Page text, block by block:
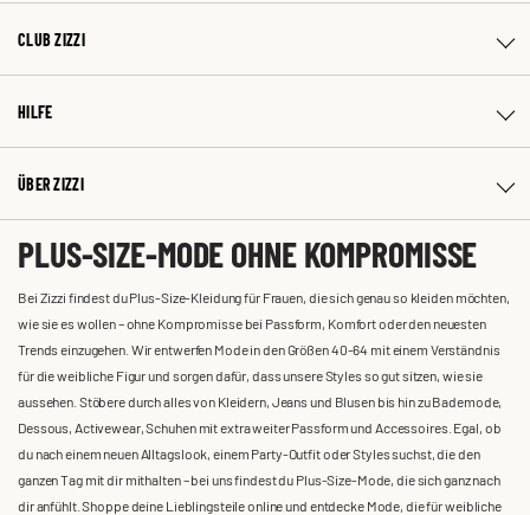
CLUB ZIZZI
HILFE
ÜBER ZIZZI
PLUS-SIZE-MODE OHNE KOMPROMISSE
Bei Zizzi findest du Plus-Size-Kleidung für Frauen, die sich genau so kleiden möchten,
wie sie es wollen – ohne Kompromisse bei Passform, Komfort oder den neuesten
Trends einzugehen. Wir entwerfen Mode in den Größen 40-64 mit einem Verständnis
für die weibliche Figur und sorgen dafür, dass unsere Styles so gut sitzen, wie sie
aussehen. Stöbere durch alles von Kleidern, Jeans und Blusen bis hin zu Bademode,
Dessous, Activewear, Schuhen mit extra weiter Passform und Accessoires. Egal, ob
du nach einem neuen Alltagslook, einem Party-Outfit oder Styles suchst, die den
ganzen Tag mit dir mithalten – bei uns findest du Plus-Size-Mode, die sich ganz nach
dir anfühlt. Shoppe deine Lieblingsteile online und entdecke Mode, die für weibliche